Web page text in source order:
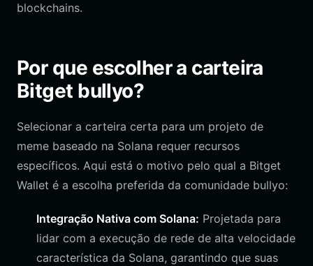
blockchains.
Por que escolher a carteira
Bitget bullyo?
Selecionar a carteira certa para um projeto de
meme baseado na Solana requer recursos
específicos. Aqui está o motivo pelo qual a Bitget
Wallet é a escolha preferida da comunidade bullyo:
Integração Nativa com Solana: Projetada para
lidar com a execução de rede de alta velocidade
característica da Solana, garantindo que suas